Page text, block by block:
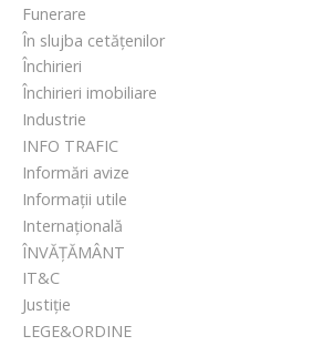
Funerare
În slujba cetățenilor
Închirieri
Închirieri imobiliare
Industrie
INFO TRAFIC
Informări avize
Informații utile
Internațională
ÎNVĂȚĂMÂNT
IT&C
Justiție
LEGE&ORDINE